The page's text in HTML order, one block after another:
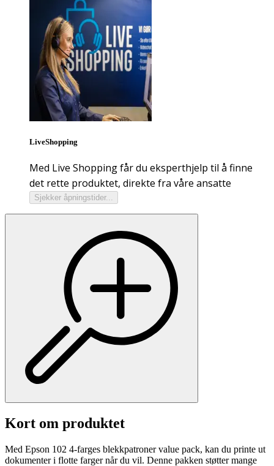
LiveShopping
Med Live Shopping får du eksperthjelp til å finne
det rette produktet, direkte fra våre ansatte
Sjekker åpningstider...
Kort om produktet
Med Epson 102 4-farges blekkpatroner value pack, kan du printe ut
dokumenter i flotte farger når du vil. Denne pakken støtter mange